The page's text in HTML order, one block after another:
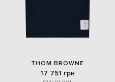
THOM BROWNE
17 751 грн